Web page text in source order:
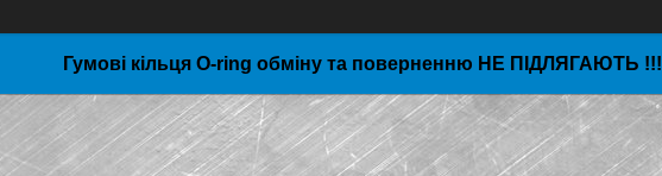
Гумові кільця O-ring обміну та поверненню НЕ ПІДЛЯГАЮТЬ !!!